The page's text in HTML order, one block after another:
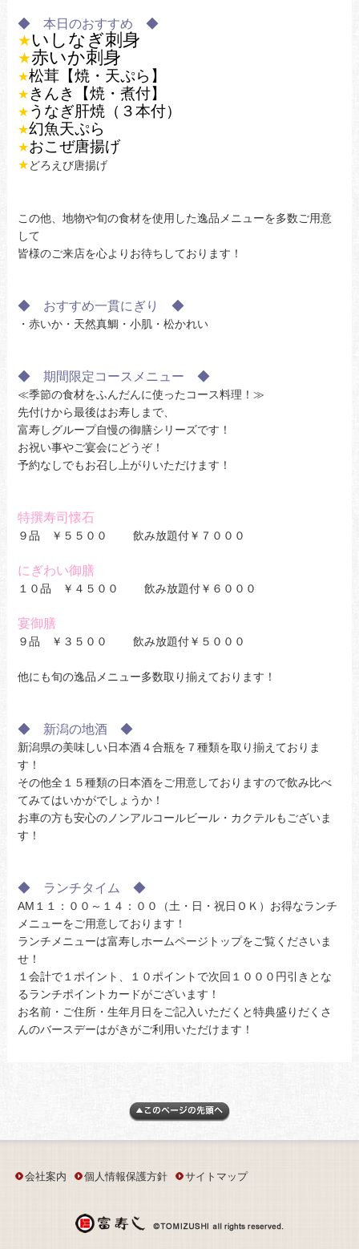
◆ 本日のおすすめ ◆
★いしなぎ刺身
★赤いか刺身
★松茸【焼・天ぷら】
★ きんき【焼・煮付】
★ うなぎ肝焼（３本付）
★幻魚天ぷら
★おこぜ唐揚げ
★どろえび唐揚げ
この他、地物や旬の食材を使用した逸品メニューを多数ご用意
して
皆様のご来店を心よりお待ちしております！
◆ おすすめ一貫にぎり ◆
・赤いか・天然真鯛・小肌・松かれい
◆ 期間限定コースメニュー ◆
≪季節の食材をふんだんに使ったコース料理！≫
先付けから最後はお寿しまで、
富寿しグループ自慢の御膳シリーズです！
お祝い事やご宴会にどうぞ！
予約なしでもお召し上がりいただけます！
特撰寿司懐石
９品 ￥５５００ 飲み放題付￥７０００
にぎわい御膳
１０品 ￥４５００ 飲み放題付￥６０００
宴御膳
９品 ￥３５００ 飲み放題付￥５０００
他にも旬の逸品メニュー多数取り揃えております！
◆ 新潟の地酒 ◆
新潟県の美味しい日本酒４合瓶を７種類を取り揃えておりま
す！
その他全１５種類の日本酒をご用意しておりますので飲み比べ
てみてはいかがでしょうか！
お車の方も安心のノンアルコールビール・カクテルもございま
す！
◆ ランチタイム ◆
AM１１：００～１４：００（土・日・祝日ＯＫ）お得なランチ
メニューをご用意しております！
ランチメニューは富寿しホームページトップをご覧くださいま
せ！
１会計で１ポイント、１０ポイントで次回１０００円引きとな
るランチポイントカードがございます！
お名前・ご住所・生年月日をご記入いただくと特典盛りだくさ
んのバースデーはがきがご利用いただけます！
会社案内 個人情報保護方針 サイトマップ